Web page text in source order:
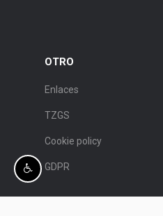
OTRO
Enlaces
TZGS
Cookie policy
GDPR